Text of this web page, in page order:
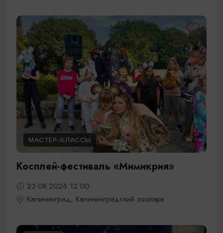
МАСТЕР-КЛАССЫ
Косплей-фестиваль «Мимикрия»
23.08.2026 12:00
Калининград, Калининградский зоопарк